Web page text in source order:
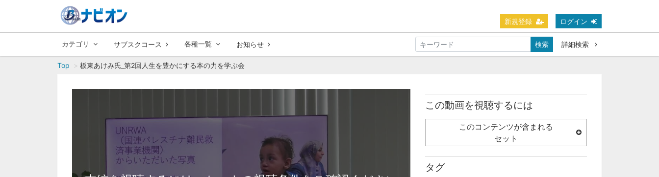
新規登録 ログイン
カテゴリ サブスクコース 各種一覧 お知らせ 検索 詳細検索
Top 板東あけみ氏_第2回人生を豊かにする本の力を学ぶ会
この動画を視聴するには
このコンテンツが含まれる
セット
タグ